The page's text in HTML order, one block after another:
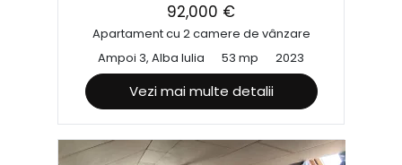
92,000 €
Apartament cu 2 camere de vânzare
Ampoi 3, Alba Iulia
53 mp 2023
Vezi mai multe detalii